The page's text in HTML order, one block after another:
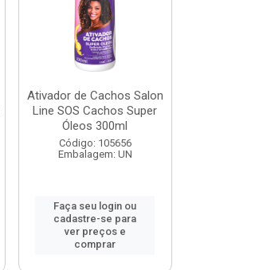
Ativador de Cachos Salon
Line SOS Cachos Super
Óleos 300ml
Código: 105656
Embalagem: UN
Faça seu login ou
cadastre-se para
ver preços e
comprar